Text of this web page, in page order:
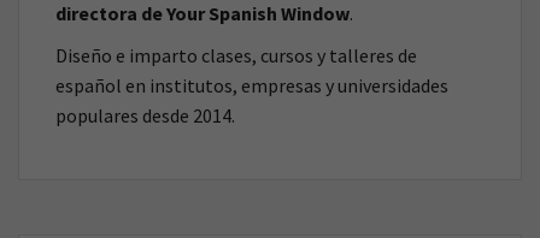
directora de Your Spanish Window.
Diseño e imparto clases, cursos y talleres de
español en institutos, empresas y universidades
populares desde 2014.